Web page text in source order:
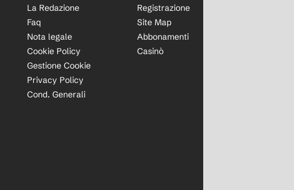
La Redazione
Faq
Nota legale
Cookie Policy
Gestione Cookie
Privacy Policy
Cond. Generali
Registrazione
Site Map
Abbonamenti
Casinò